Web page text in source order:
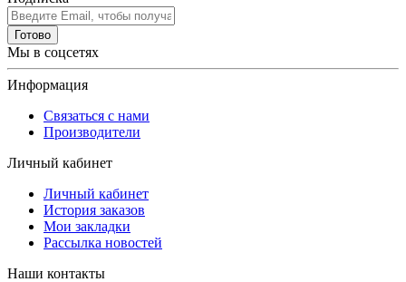
Готово
Мы в соцсетях
Информация
Связаться с нами
Производители
Личный кабинет
Личный кабинет
История заказов
Мои закладки
Рассылка новостей
Наши контакты